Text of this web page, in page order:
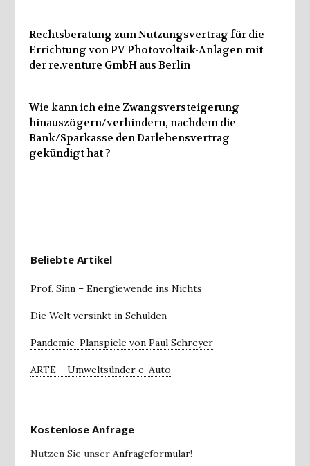
Rechtsberatung zum Nutzungsvertrag für die
Errichtung von PV Photovoltaik-Anlagen mit
der re.venture GmbH aus Berlin
Wie kann ich eine Zwangsversteigerung
hinauszögern/verhindern, nachdem die
Bank/Sparkasse den Darlehensvertrag
gekündigt hat ?
Beliebte Artikel
Prof. Sinn – Energiewende ins Nichts
Die Welt versinkt in Schulden
Pandemie-Planspiele von Paul Schreyer
ARTE – Umweltsünder e-Auto
Kostenlose Anfrage
Nutzen Sie unser Anfrageformular!